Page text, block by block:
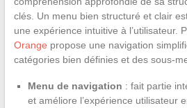
clés. Un menu bien structuré et clair
une expérience intuitive à l’utilisateur.
Orange propose une navigation
catégories bien définies et des sous-
Menu de navigation : fait partie
et améliore l’expérience utilisateur